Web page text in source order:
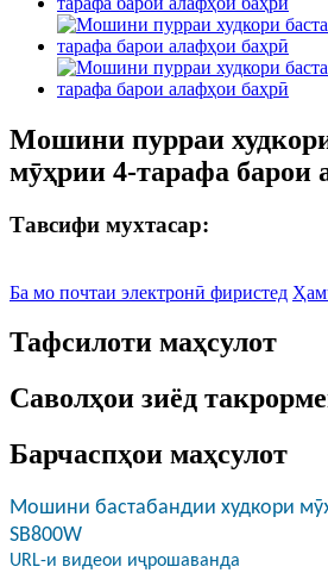
Мошини пурраи
мӯҳрии 4-тарафа барои
Тавсифи мухтасар:
Ба мо почтаи электронӣ фиристед
Тафсилоти маҳсулот
Саволҳои зиёд
Барчаспҳои маҳсулот
Мошини бастабандии худкори
SB800W
URL-и видеои иҷрошаванда